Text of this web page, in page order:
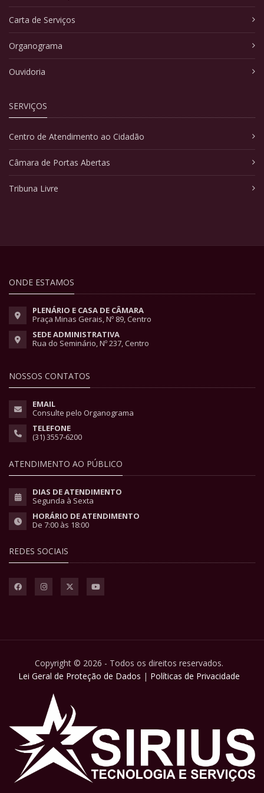
Carta de Serviços
Organograma
Ouvidoria
SERVIÇOS
Centro de Atendimento ao Cidadão
Câmara de Portas Abertas
Tribuna Livre
ONDE ESTAMOS
PLENÁRIO E CASA DE CÂMARA
Praça Minas Gerais, Nº 89, Centro
SEDE ADMINISTRATIVA
Rua do Seminário, Nº 237, Centro
NOSSOS CONTATOS
EMAIL
Consulte pelo Organograma
TELEFONE
(31) 3557-6200
ATENDIMENTO AO PÚBLICO
DIAS DE ATENDIMENTO
Segunda à Sexta
HORÁRIO DE ATENDIMENTO
De 7:00 às 18:00
REDES SOCIAIS
Copyright © 2026 - Todos os direitos reservados.
Lei Geral de Proteção de Dados | Políticas de Privacidade